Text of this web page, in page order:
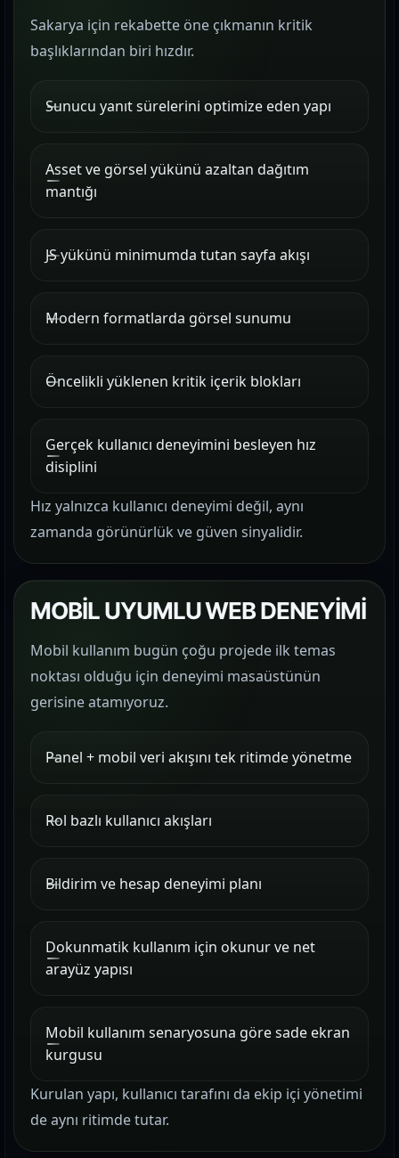
Sakarya için rekabette öne çıkmanın kritik
başlıklarından biri hızdır.
Sunucu yanıt sürelerini optimize eden yapı
Asset ve görsel yükünü azaltan dağıtım
mantığı
JS yükünü minimumda tutan sayfa akışı
Modern formatlarda görsel sunumu
Öncelikli yüklenen kritik içerik blokları
Gerçek kullanıcı deneyimini besleyen hız
disiplini
Hız yalnızca kullanıcı deneyimi değil, aynı
zamanda görünürlük ve güven sinyalidir.
MOBİL UYUMLU WEB DENEYİMİ
Mobil kullanım bugün çoğu projede ilk temas
noktası olduğu için deneyimi masaüstünün
gerisine atamıyoruz.
Panel + mobil veri akışını tek ritimde yönetme
Rol bazlı kullanıcı akışları
Bildirim ve hesap deneyimi planı
Dokunmatik kullanım için okunur ve net
arayüz yapısı
Mobil kullanım senaryosuna göre sade ekran
kurgusu
Kurulan yapı, kullanıcı tarafını da ekip içi yönetimi
de aynı ritimde tutar.